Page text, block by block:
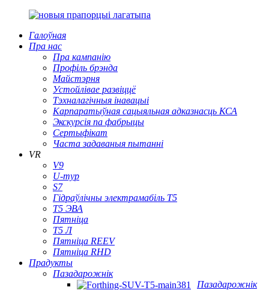
Галоўная
Пра нас
Пра кампанію
Профіль брэнда
Майстэрня
Устойлівае развіццё
Тэхналагічныя інавацыі
Карпаратыўная сацыяльная адказнасць КСА
Экскурсія па фабрыцы
Сертыфікат
Часта задаваныя пытанні
VR
V9
U-тур
S7
Гідраўлічны электрамабіль T5
Т5 ЭВА
Пятніца
Т5 Л
Пятніца REEV
Пятніца RHD
Прадукты
Пазадарожнік
Пазадарожнік